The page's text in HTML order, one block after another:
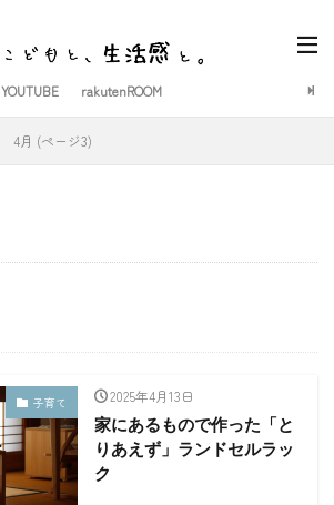
YOUTUBE rakutenROOM
4月 (ページ3)
子育て 2025年4月13日
家にあるもので作った「と
りあえず」ランドセルラッ
ク